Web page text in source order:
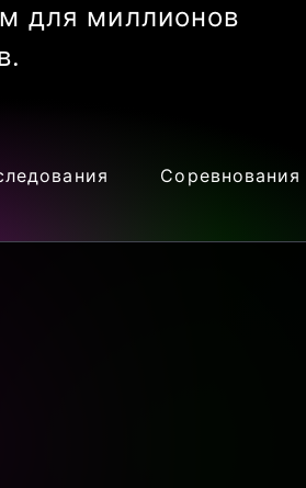
для миллионов
.
Соревнования